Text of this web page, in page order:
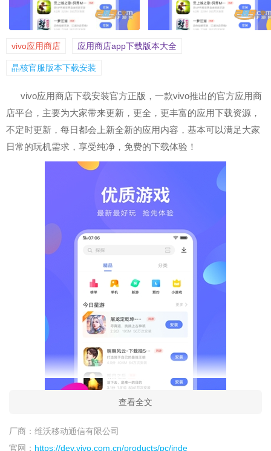
vivo应用商店 应用商店app下载版本大全
晶核官服版本下载安装
vivo应用商店下载安装官方正版，一款vivo推出的官方应用商
店平台，主要为大家带来更新，更全，更丰富的应用下载资源，
不定时更新，每日都会上新全新的应用内容，基本可以满足大家
日常的玩机需求，享受纯净，免费的下载体验！
查看全文
厂商： 维沃移动通信有限公司
官网： https://dev.vivo.com.cn/products/pc/inde